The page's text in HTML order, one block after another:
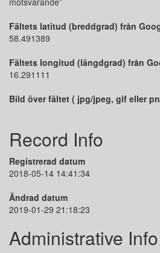
Fältets latitud (breddgrad) från
58.491389
Fältets longitud (längdgrad) från
16.291111
Bild över fältet ( jpg/jpeg, gif eller
Record Info
Registrerad datum
2018-05-14 14:41:34
Ändrad datum
2019-01-29 21:18:23
Administrative Info